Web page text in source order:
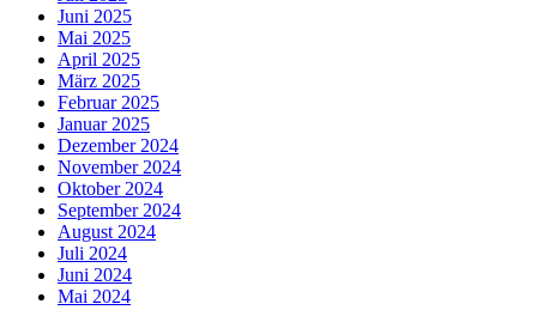
Juni 2025
Mai 2025
April 2025
März 2025
Februar 2025
Januar 2025
Dezember 2024
November 2024
Oktober 2024
September 2024
August 2024
Juli 2024
Juni 2024
Mai 2024